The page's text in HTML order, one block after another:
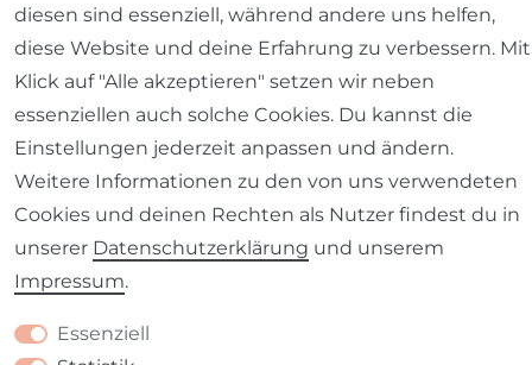
Musselin Stoff - Tipps fürs
Nähen und Pflegen
Musselin Stoffe
liegen voll im Trend und
auch wir lieben die leicht gecrincelten
Allrounder! Damit du lange Freude an
deinen neuen Lieblingsteilen hast, solltest
du deinen neuen
Verarbeitung einmal waschen. Wie bei allen
diesen sind essenziell, während andere uns helfen,
diese Website und deine Erfahrung zu verbessern. Mit
Klick auf "Alle akzeptieren" setzen wir neben
essenziellen auch solche Cookies. Du kannst die
Einstellungen jederzeit anpassen und ändern.
Weitere Informationen zu den von uns verwendeten
Cookies und deinen Rechten als Nutzer findest du in
unserer Daten­schutz­erklärung und unserem
Impressum.
Essenziell